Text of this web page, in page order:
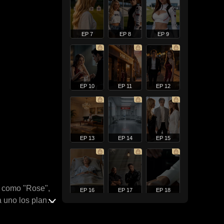
"Rose",
uno los planes
EP 7 EP 8 EP 9
EP 10 EP 11 EP 12
EP 13 EP 14 EP 15
EP 16 EP 17 EP 18